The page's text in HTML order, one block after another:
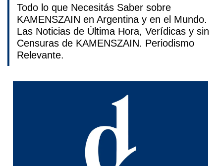
Todo lo que Necesitás Saber sobre
KAMENSZAIN en Argentina y en el Mundo.
Las Noticias de Última Hora, Verídicas y sin
Censuras de KAMENSZAIN. Periodismo
Relevante.